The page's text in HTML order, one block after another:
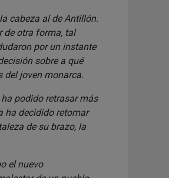
cabeza al de Antillón.
de otra forma, tal
por un instante
sobre a qué
del joven monarca.
podido retrasar más
ha decidido retomar
de su brazo, la
el nuevo